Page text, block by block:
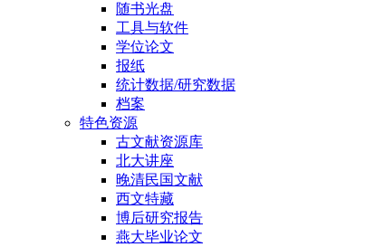
随书光盘
工具与软件
学位论文
报纸
统计数据/研究数据
档案
特色资源
古文献资源库
北大讲座
晚清民国文献
西文特藏
博后研究报告
燕大毕业论文